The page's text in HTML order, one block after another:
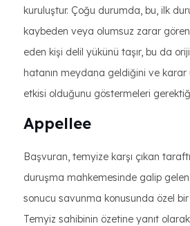
kuruluştur. Çoğu durumda, bu, ilk
kaybeden veya olumsuz zarar
eden kişi delil yükünü taşır, bu da
hatanın meydana geldiğini ve karar
etkisi olduğunu göstermeleri
Appellee
Başvuran, temyize karşı çıkan
duruşma mahkemesinde galip gelen
sonucu savunma konusunda özel bir
Temyiz sahibinin özetine yanıt